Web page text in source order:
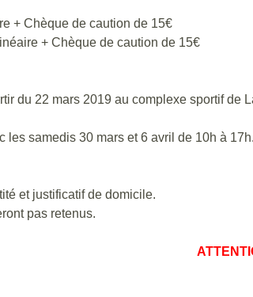
+ Chèque de caution de 15€
+ Chèque de caution de 15€
du 22 mars 2019 au complexe sportif
les samedis 30 mars et 6 avril de 10h à 17h.
et justificatif de domicile.
pas retenus.